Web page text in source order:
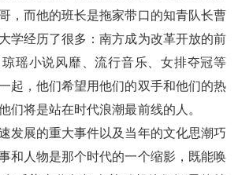
，而他的班长是拖家带口的知青队长曹
学经历了很多：南方成为改革开放的前
瑶小说风靡、流行音乐、女排夺冠等
起，他们希望用他们的双手和他们的热
们将是站在时代浪潮最前线的人。
发展的重大事件以及当年的文化思潮巧
和人物是那个时代的一个缩影，既能唤